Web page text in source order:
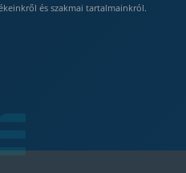
és szakmai tartalmainkról.